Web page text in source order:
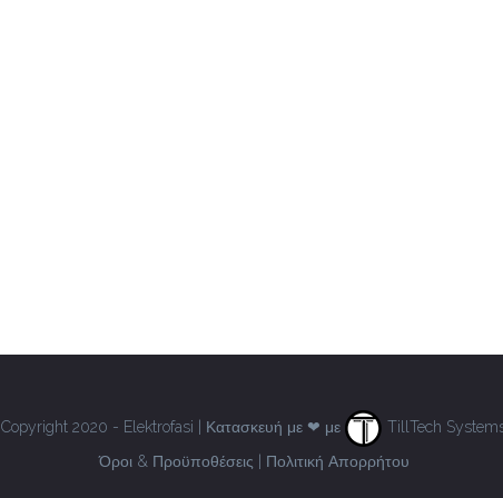
Copyright 2020 - Elektrofasi | Κατασκευή με ❤ με
TillTech
Όροι & Προϋποθέσεις
Πολιτική Απορρήτου